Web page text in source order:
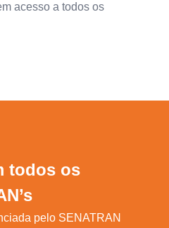
acesso a todos os
todos os
pelo SENATRAN